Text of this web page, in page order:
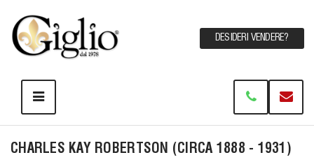
DESIDERI VENDERE?
CHARLES KAY ROBERTSON (CIRCA 1888 - 1931)